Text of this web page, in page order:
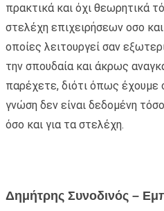
πρακτικά και όχι θεωρητικά
στελέχη επιχειρήσεων οσο και
οποίες λειτουργεί σαν
την σπουδαία και άκρως
παρέχετε, διότι όπως έχουμε
γνώση δεν είναι δεδομένη
όσο και για τα στελέχη.
Δημήτρης Συνοδινός –